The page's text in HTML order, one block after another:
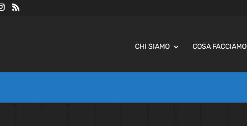
CHI SIAMO COSA FACCIAMO